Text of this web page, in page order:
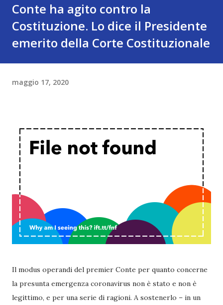
Conte ha agito contro la
Costituzione. Lo dice il Presidente
emerito della Corte Costituzionale
maggio 17, 2020
Il modus operandi del premier Conte per quanto concerne
la presunta emergenza coronavirus non è stato e non è
legittimo, e per una serie di ragioni. A sostenerlo – in un